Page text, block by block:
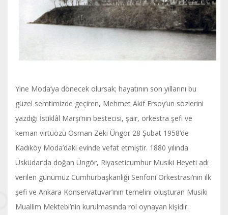
Yine Moda’ya dönecek olursak; hayatının son yıllarını bu
güzel semtimizde geçiren, Mehmet Akif Ersoy’un sözlerini
yazdığı İstiklâl Marşı’nın bestecisi, şair, orkestra şefi ve
keman virtüözü Osman Zeki Üngör 28 Şubat 1958’de
Kadıköy Moda’daki evinde vefat etmiştir. 1880 yılında
Üsküdar’da doğan Üngör, Riyaseticumhur Musiki Heyeti adı
verilen günümüz Cumhurbaşkanlığı Senfoni Orkestrası’nın ilk
şefi ve Ankara Konservatuvar’ının temelini oluşturan Musiki
Muallim Mektebi’nin kurulmasında rol oynayan kişidir.